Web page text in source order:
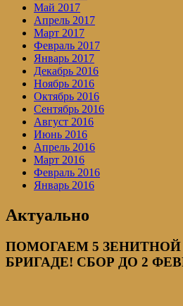
Май 2017
Апрель 2017
Март 2017
Февраль 2017
Январь 2017
Декабрь 2016
Ноябрь 2016
Октябрь 2016
Сентябрь 2016
Август 2016
Июнь 2016
Апрель 2016
Март 2016
Февраль 2016
Январь 2016
Актуально
ПОМОГАЕМ 5
БРИГАДЕ! СБОР ДО 2